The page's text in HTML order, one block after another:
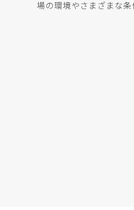
場の環境やさまざまな条